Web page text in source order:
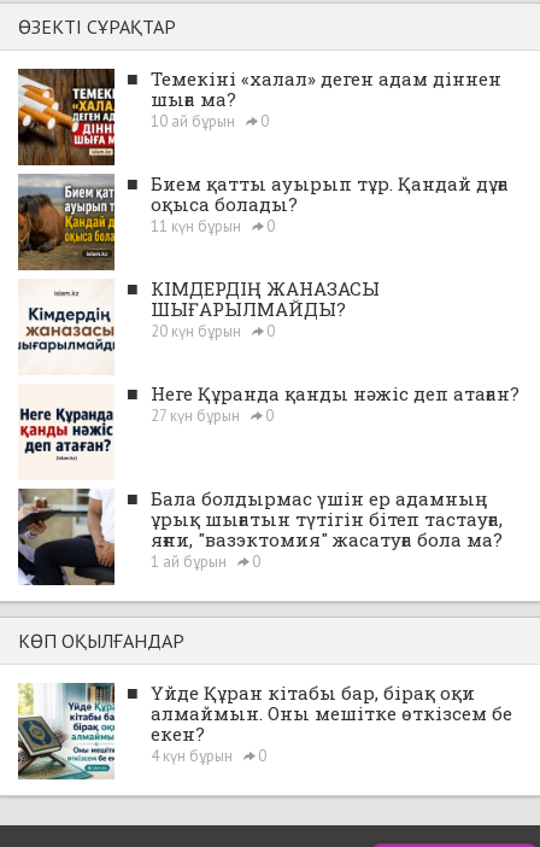
ӨЗЕКТІ СҰРАҚТАР
■ Темекіні «халал» деген адам діннен
шыға ма?
10 ай бұрын 0
■ Бием қатты ауырып тұр. Қандай дұға
оқыса болады?
11 күн бұрын 0
■ КІМДЕРДІҢ ЖАНАЗАСЫ
ШЫҒАРЫЛМАЙДЫ?
20 күн бұрын 0
■ Неге Құранда қанды нәжіс деп атаған?
27 күн бұрын 0
■ Бала болдырмас үшін ер адамның
ұрық шығатын түтігін бітеп тастауға,
яғни, "вазэктомия" жасатуға бола ма?
1 ай бұрын 0
КӨП ОҚЫЛҒАНДАР
■ Үйде Құран кітабы бар, бірақ оқи
алмаймын. Оны мешітке өткізсем бе
екен?
4 күн бұрын 0